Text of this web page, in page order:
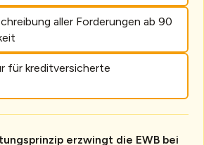
aller Forderungen ab 90
für kreditversicherte
erzwingt die EWB bei